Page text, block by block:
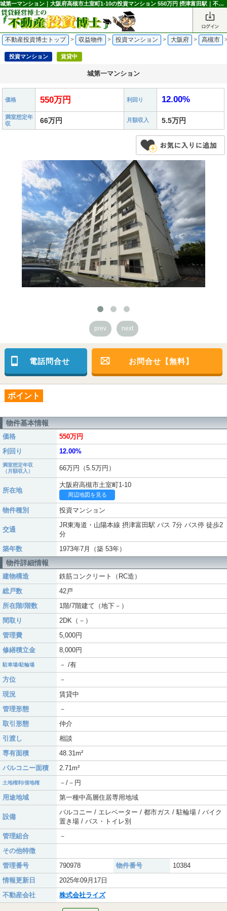
城第一マンション｜大阪府高槻市土室町1-10の投資マンション 550万円 摂津富田駅｜不動産投資博士
不動産投資博士トップ > 収益物件 > 投資マンション > 大阪府 > 高槻市
投資マンション 賃貸中
城第一マンション
価格 550万円 利回り 12.00%
満室想定年
収
66万円 月額収入 5.5万円
prev next
電話問合せ お問合せ【無料】
ポイント
物件基本情報
価格
550万円
利回り
12.00%
満室想定年収
（月額収入）
66万円（5.5万円）
所在地
大阪府高槻市土室町1-10
周辺地図を見る
物件種別 投資マンション
交通
JR東海道・山陽本線 摂津富田駅 バス 7分 バス停 徒歩2
分
築年数
1973年7月（築 53年）
物件詳細情報
建物構造
鉄筋コンクリート（RC造）
総戸数
42戸
所在階/階数
1階/7階建て（地下－）
間取り
2DK（－）
管理費
5,000円
修繕積立金
8,000円
駐車場/駐輪場
－ /有
方位
－
現況
賃貸中
管理形態
－
取引形態
仲介
引渡し
相談
専有面積
48.31m²
バルコニー面積
2.71m²
土地権利/借地権
－/－円
用途地域
第一種中高層住居専用地域
設備
バルコニー / エレベーター / 都市ガス / 駐輪場 / バイク
置き場 / バス・トイレ別
管理組合
－
その他特徴
管理番号
790978 物件番号
10384
情報更新日
2025年09月17日
不動産会社
株式会社ライズ